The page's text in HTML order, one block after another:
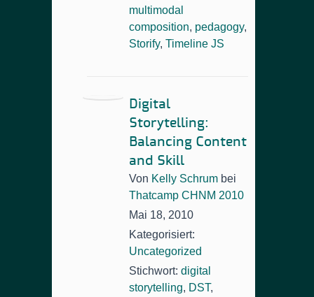
multimodal
composition, pedagogy,
Storify, Timeline JS
Digital
Storytelling:
Balancing Content
and Skill
Von Kelly Schrum bei
Thatcamp CHNM 2010
Mai 18, 2010
Kategorisiert:
Uncategorized
Stichwort: digital
storytelling, DST,